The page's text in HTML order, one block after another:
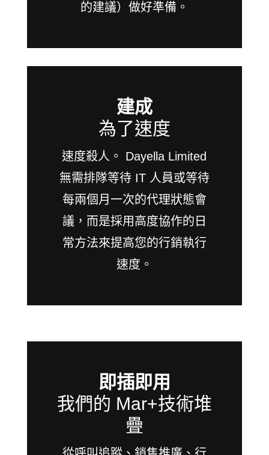
的建議）做好準備。
建成
為了速度
速度殺人。 Dayella Limited
無需排隊等待 IT 人員或等待
每兩個月一次的代理狀態會
議，而是採用高度協作的日
常方法來提高您的行銷執行
速度。
即插即用
我們的 Mar+技術堆
疊